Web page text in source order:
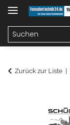
Zurück zur Liste